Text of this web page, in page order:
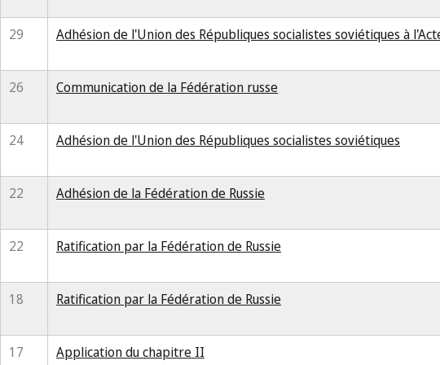
29 Adhésion de l'Union des Républiques socialistes soviétiques à
26 Communication de la Fédération russe
24 Adhésion de l'Union des Républiques socialistes soviétiques
22 Adhésion de la Fédération de Russie
22 Ratification par la Fédération de Russie
18 Ratification par la Fédération de Russie
17 Application du chapitre II